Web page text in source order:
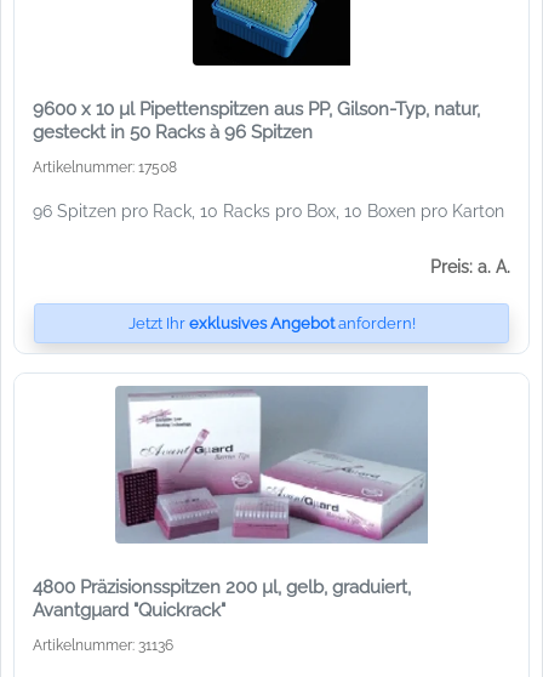
9600 x 10 µl Pipettenspitzen aus PP, Gilson-Typ, natur,
gesteckt in 50 Racks à 96 Spitzen
Artikelnummer: 17508
96 Spitzen pro Rack, 10 Racks pro Box, 10 Boxen pro Karton
Preis: a. A.
Jetzt Ihr exklusives Angebotanfordern!
4800 Präzisionsspitzen 200 µl, gelb, graduiert,
Avantgµard "Quickrack"
Artikelnummer: 31136